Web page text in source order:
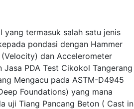
yang termasuk salah satu jenis
pondasi dengan Hammer
dan Accelerometer
PDA Test Cikokol Tangerang
Mengacu pada ASTM-D4945
Foundations) yang mana
uji Tiang Pancang Beton ( Cast in